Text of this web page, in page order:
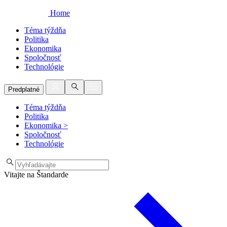
Home
Téma týždňa
Politika
Ekonomika
Spoločnosť
Technológie
Predplatné
Téma týždňa
Politika
Ekonomika >
Spoločnosť
Technológie
Vitajte na Štandarde